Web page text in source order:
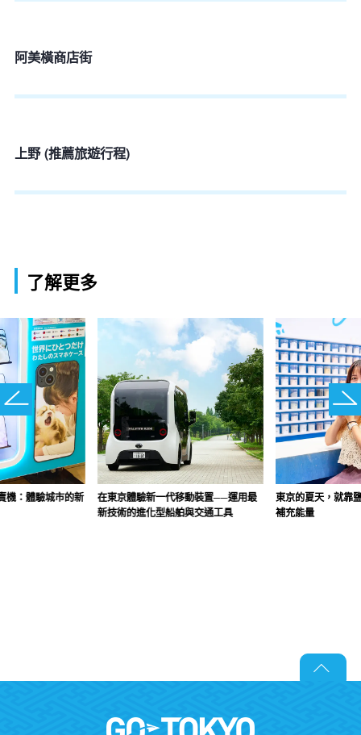
阿美橫商店街
上野 (推薦旅遊行程)
了解更多
機：體驗城市的新
在東京體驗新一代移動裝置──運用最
新技術的進化型船舶與交通工具
東京的夏天，就靠
補充能量